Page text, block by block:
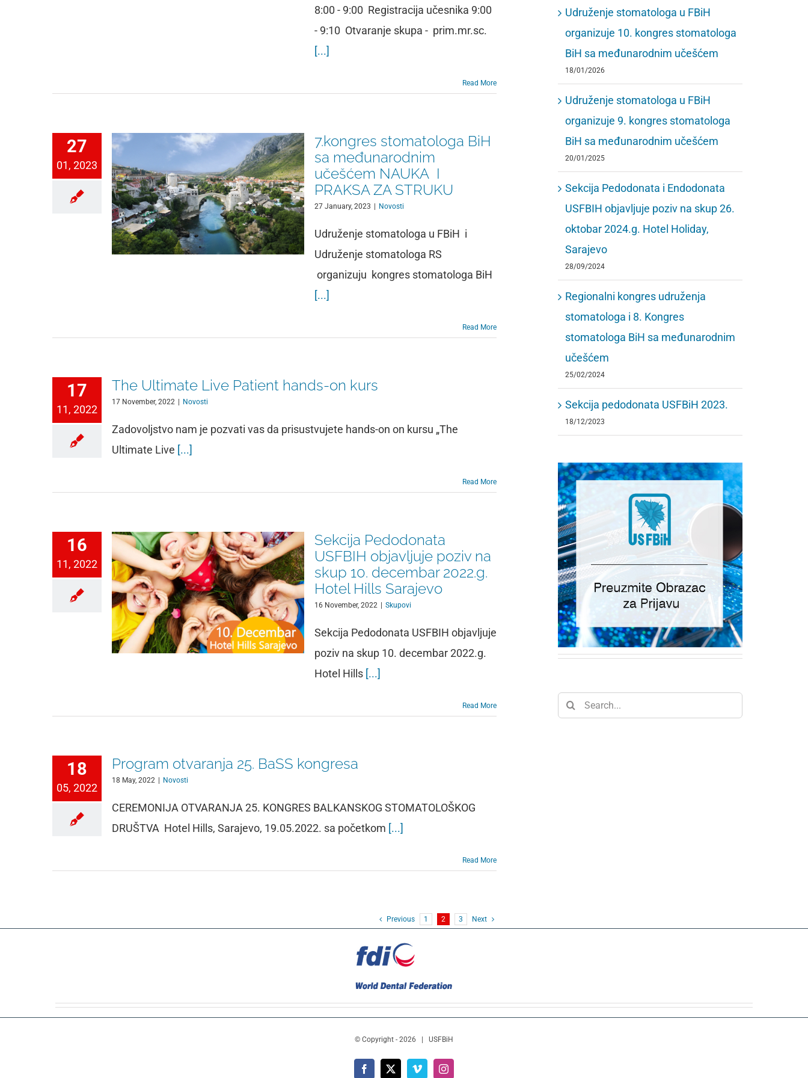
8:00 - 9:00 Registracija učesnika 9:00
- 9:10 Otvaranje skupa - prim.mr.sc.
[...]
Read More
27
01, 2023
7.kongres stomatologa BiH
sa međunarodnim
učešćem NAUKA I
PRAKSA ZA STRUKU
27 January, 2023 Novosti
Udruženje stomatologa u FBiH i
Udruženje stomatologa RS
organizuju kongres stomatologa BiH
[...]
Read More
17
11, 2022
The Ultimate Live Patient hands-on kurs
17 November, 2022 Novosti
Zadovoljstvo nam je pozvati vas da prisustvujete hands-on on kursu „The
Ultimate Live [...]
Read More
16
11, 2022
Sekcija Pedodonata
USFBIH objavljuje poziv na
skup 10. decembar 2022.g.
Hotel Hills Sarajevo
16 November, 2022 Skupovi
Sekcija Pedodonata USFBIH objavljuje
poziv na skup 10. decembar 2022.g.
Hotel Hills [...]
Read More
18
05, 2022
Program otvaranja 25. BaSS kongresa
18 May, 2022 Novosti
CEREMONIJA OTVARANJA 25. KONGRES BALKANSKOG STOMATOLOŠKOG
DRUŠTVA Hotel Hills, Sarajevo, 19.05.2022. sa početkom [...]
Read More
Previous 1 2 3 Next
Udruženje stomatologa u FBiH
organizuje 10. kongres stomatologa
BiH sa međunarodnim učešćem
18/01/2026
Udruženje stomatologa u FBiH
organizuje 9. kongres stomatologa
BiH sa međunarodnim učešćem
20/01/2025
Sekcija Pedodonata i Endodonata
USFBIH objavljuje poziv na skup 26.
oktobar 2024.g. Hotel Holiday,
Sarajevo
28/09/2024
Regionalni kongres udruženja
stomatologa i 8. Kongres
stomatologa BiH sa međunarodnim
učešćem
25/02/2024
Sekcija pedodonata USFBiH 2023.
18/12/2023
Search
for:
© Copyright - 2026 | USFBiH
Facebook
X VimeoInstagram